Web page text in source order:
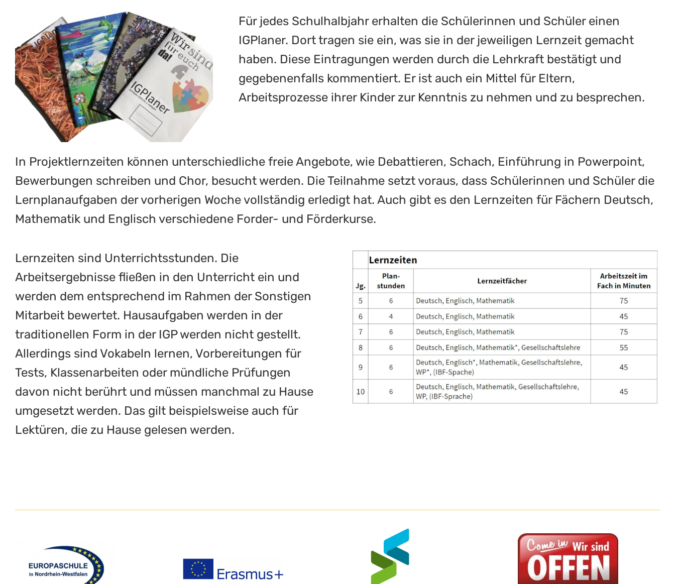
Für jedes Schulhalbjahr erhalten die Schülerinnen und Schüler einen
IGPlaner. Dort tragen sie ein, was sie in der jeweiligen Lernzeit gemacht
haben. Diese Eintragungen werden durch die Lehrkraft bestätigt und
gegebenenfalls kommentiert. Er ist auch ein Mittel für Eltern,
Arbeitsprozesse ihrer Kinder zur Kenntnis zu nehmen und zu besprechen.
In Projektlernzeiten können unterschiedliche freie Angebote, wie Debattieren, Schach, Einführung in Powerpoint,
Bewerbungen schreiben und Chor, besucht werden. Die Teilnahme setzt voraus, dass Schülerinnen und Schüler die
Lernplanaufgaben der vorherigen Woche vollständig erledigt hat. Auch gibt es den Lernzeiten für Fächern Deutsch,
Mathematik und Englisch verschiedene Forder- und Förderkurse.
Lernzeiten sind Unterrichtsstunden. Die
Arbeitsergebnisse fließen in den Unterricht ein und
werden dem entsprechend im Rahmen der Sonstigen
Mitarbeit bewertet. Hausaufgaben werden in der
traditionellen Form in der IGP werden nicht gestellt.
Allerdings sind Vokabeln lernen, Vorbereitungen für
Tests, Klassenarbeiten oder mündliche Prüfungen
davon nicht berührt und müssen manchmal zu Hause
umgesetzt werden. Das gilt beispielsweise auch für
Lektüren, die zu Hause gelesen werden.